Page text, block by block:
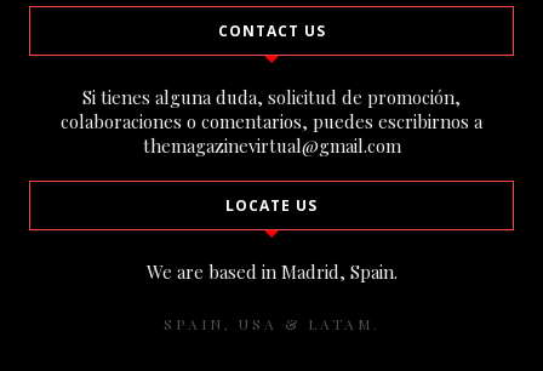
CONTACT US
Si tienes alguna duda, solicitud de promoción,
colaboraciones o comentarios, puedes escribirnos a
themagazinevirtual@gmail.com
LOCATE US
We are based in Madrid, Spain.
SPAIN, USA & LATAM.